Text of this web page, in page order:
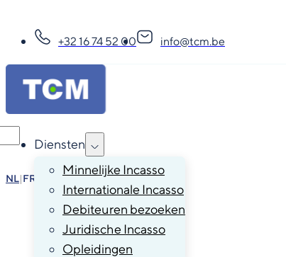
+32 16 74 52 00 info@tcm.be
NL|FR DE
Diensten
Minnelijke Incasso
Internationale Incasso
Debiteuren bezoeken
Juridische Incasso
Opleidingen